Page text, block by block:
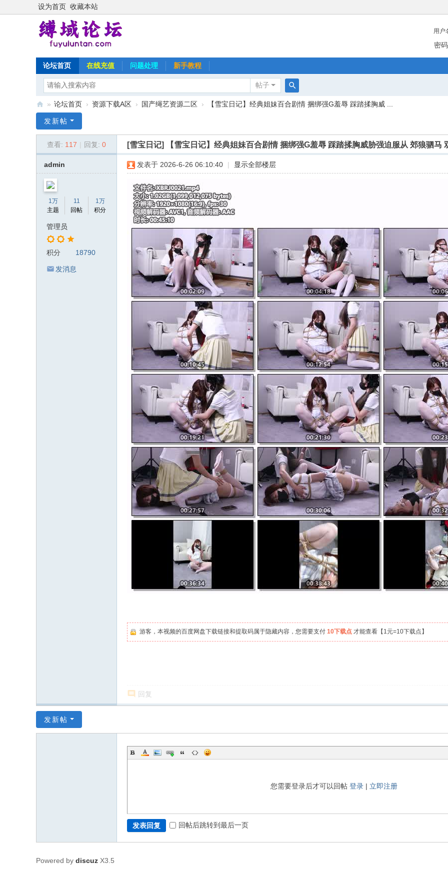
设为首页 收藏本站
用户
密码
论坛首页 在线充值 问题处理 新手教程
帖子
搜
域
» 论坛首页 › 资源下载A区 › 国产绳艺资源二区 › 【雪宝日记】经典姐妹百合剧情 捆绑强G羞辱 踩踏揉胸威 ...
发新帖
查看: 117 回复: 0 [雪宝日记] 【雪宝日记】经典姐妹百合剧情 捆绑强G羞辱 踩踏揉胸威胁强迫服从 郊狼驷马
admin
1万
主题
11
回帖
1万
积分
管理员
积分 18790
发消息
发表于 2026-6-26 06:10:40 显示全部楼层
游客，本视频的百度网盘下载链接和提取码属于隐藏内容，您需要支付 10下载点 才能查看【1元=10下载点】
回复
发新帖
您需要登录后才可以回帖 登录| 立即注册
发表回复 回帖后跳转到最后一页
Powered by discuz X3.5